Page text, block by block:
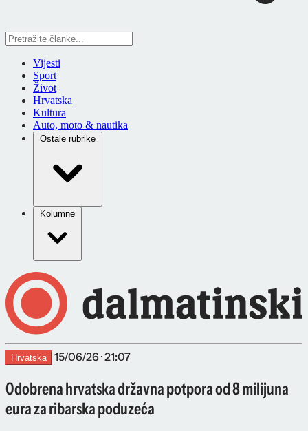
Vijesti
Sport
Život
Hrvatska
Kultura
Auto, moto & nautika
Ostale rubrike
Kolumne
Hrvatska 15/06/26 · 21:07
Odobrena hrvatska državna potpora od 8 milijuna
eura za ribarska poduzeća